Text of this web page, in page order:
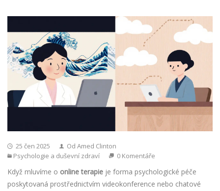
25 čen 2025
Od Amed Clinton
Psychologie a duševní zdraví
0 Komentáře
Když mluvíme o online terapie je forma psychologické péče
poskytovaná prostřednictvím videokonference nebo chatové